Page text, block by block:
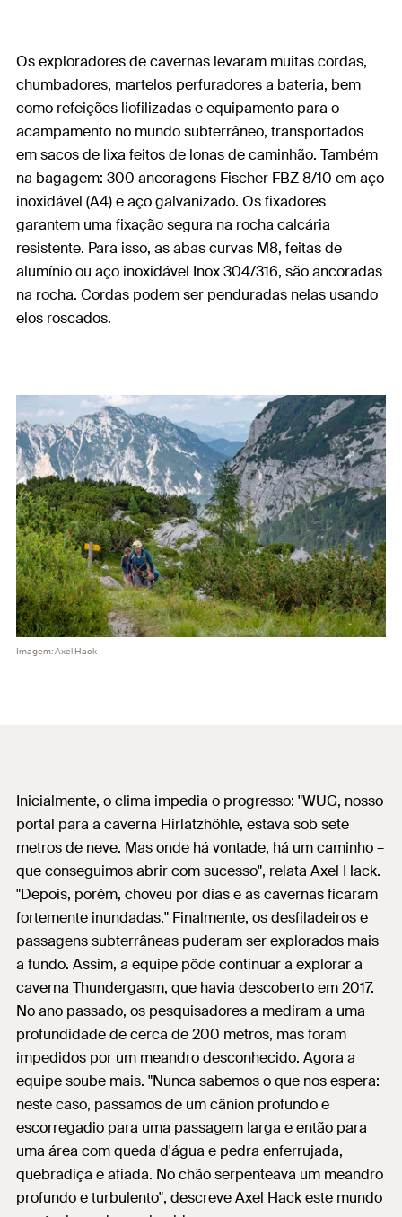
Os exploradores de cavernas levaram muitas cordas,
chumbadores, martelos perfuradores a bateria, bem
como refeições liofilizadas e equipamento para o
acampamento no mundo subterrâneo, transportados
em sacos de lixa feitos de lonas de caminhão. Também
na bagagem: 300 ancoragens Fischer FBZ 8/10 em aço
inoxidável (A4) e aço galvanizado. Os fixadores
garantem uma fixação segura na rocha calcária
resistente. Para isso, as abas curvas M8, feitas de
alumínio ou aço inoxidável Inox 304/316, são ancoradas
na rocha. Cordas podem ser penduradas nelas usando
elos roscados.
Imagem: Axel Hack
Inicialmente, o clima impedia o progresso: "WUG, nosso
portal para a caverna Hirlatzhöhle, estava sob sete
metros de neve. Mas onde há vontade, há um caminho –
que conseguimos abrir com sucesso", relata Axel Hack.
"Depois, porém, choveu por dias e as cavernas ficaram
fortemente inundadas." Finalmente, os desfiladeiros e
passagens subterrâneas puderam ser explorados mais
a fundo. Assim, a equipe pôde continuar a explorar a
caverna Thundergasm, que havia descoberto em 2017.
No ano passado, os pesquisadores a mediram a uma
profundidade de cerca de 200 metros, mas foram
impedidos por um meandro desconhecido. Agora a
equipe soube mais. "Nunca sabemos o que nos espera:
neste caso, passamos de um cânion profundo e
escorregadio para uma passagem larga e então para
uma área com queda d'água e pedra enferrujada,
quebradiça e afiada. No chão serpenteava um meandro
profundo e turbulento", descreve Axel Hack este mundo